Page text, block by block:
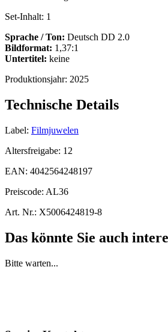
Set-Inhalt: 1
Sprache / Ton: Deutsch DD 2.0
Bildformat: 1,37:1
Untertitel: keine
Produktionsjahr: 2025
Technische Details
Label: Filmjuwelen
Altersfreigabe: 12
EAN: 4042564248197
Preiscode: AL36
Art. Nr.: X5006424819-8
Das könnte Sie auch
Bitte warten...